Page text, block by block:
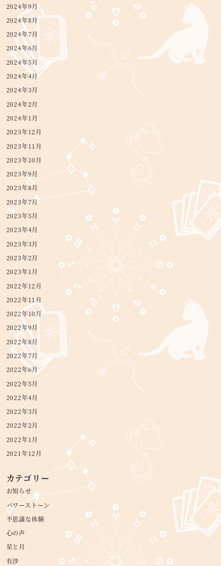
2024年9月
2024年8月
2024年7月
2024年6月
2024年5月
2024年4月
2024年3月
2024年2月
2024年1月
2023年12月
2023年11月
2023年10月
2023年9月
2023年8月
2023年7月
2023年5月
2023年4月
2023年3月
2023年2月
2023年1月
2022年12月
2022年11月
2022年10月
2022年9月
2022年8月
2022年7月
2022年6月
2022年5月
2022年4月
2022年3月
2022年2月
2022年1月
2021年12月
カテゴリー
お知らせ
パワーストーン
不思議な体験
心の声
星と月
有沙